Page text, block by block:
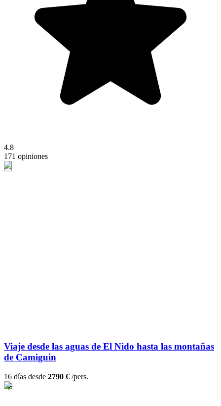
4.8
171 opiniones
Viaje desde las aguas de El Nido hasta las montañas
de Camiguin
16 días desde 2790 € /pers.